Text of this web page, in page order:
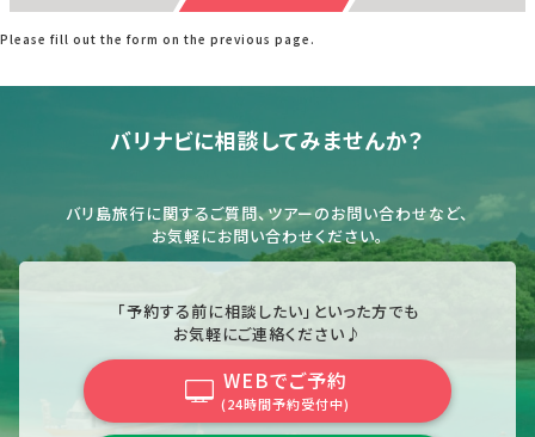
Please fill out the form on the previous page.
バリナビに相談してみませんか？
バリ島旅行に関するご質問、ツアーのお問い合わせなど、
お気軽にお問い合わせください。
「予約する前に相談したい」といった方でも
お気軽にご連絡ください♪
WEBでご予約
(24時間予約受付中)